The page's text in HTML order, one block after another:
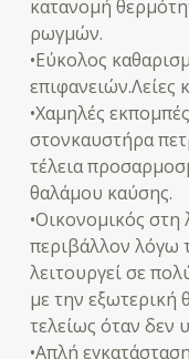
κατανομή
ρωγμών.
•Εύκολος
επιφανειών.Λείες
•Χαμηλές
στονκαυστήρα
τέλεια
θαλάμου καύσης.
•Οικονομικός στη
περιβάλλον λόγω
λειτουργεί σε
με την εξωτερική
τελείως όταν δεν
•Απλή